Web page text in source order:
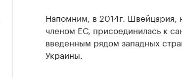
Напомним, в 2014г. Швейцария,
членом ЕС, присоединилась к
введенным рядом западных
Украины.